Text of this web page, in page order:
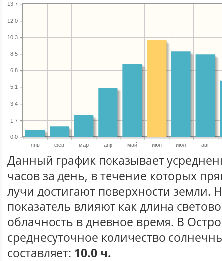
янв фев мар апр май июн июл авг
0.0
1.7
3.4
5.1
6.8
8.5
10.3
12.0
13.7
Данный график показывает
часов за день, в течение которых
лучи достигают поверхности земли.
показатель влияют как длина
облачность в дневное время. В
среднесуточное количество
составляет: 10.0 ч.